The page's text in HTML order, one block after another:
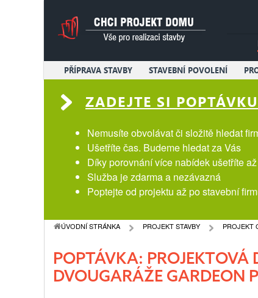
PŘÍPRAVA STAVBY STAVEBNÍ POVOLENÍ
ZADEJTE SI
Nemusíte obvolávat či složitě hledat
Ušetříte čas. Budeme hledat za Vás
Díky porovnání více nabídek ušetříte
Služba je zdarma a nezávazná
Poptejte od projektu až po stavební
ÚVODNÍ STRÁNKA PROJEKT STAVBY PROJEKT
POPTÁVKA: PROJEKTOVÁ
DVOUGARÁŽE GARDEON